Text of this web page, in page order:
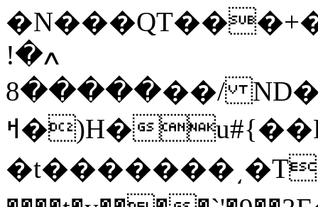
ߍ�!
�����8��/ ND���UШ�#�8n�hB��կ�׾���͍7?
ߞ�)H�u#{��P.J���7-b�㹼-